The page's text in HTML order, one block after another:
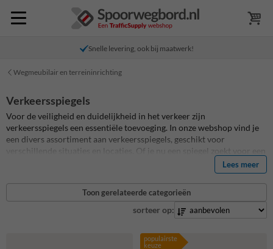
Snelle levering, ook bij maatwerk!
Wegmeubilair en terreininrichting
Verkeersspiegels
Voor de veiligheid en duidelijkheid in het verkeer zijn
verkeersspiegels een essentiële toevoeging. In onze webshop vind je
een divers assortiment aan verkeersspiegels, geschikt voor
verschillende situaties en locaties. Of je nu een spiegel zoekt voor een
gevaarlijke kruising, een uitrit, of een overzichtelijke parkeerplaats,
wij bieden de juiste oplossing. Onze spiegels zijn ontworpen voor
optimale zichtbaarheid en duurzaamheid, zodat je langdurig kunt
vertrouwen op een veilige verkeerssituatie. Kies het model dat past
bij jouw specifieke behoeften en verbeter de verkeersveiligheid in
Lees meer
Toon gerelateerde categorieën
sorteer op:
populairste
keuze